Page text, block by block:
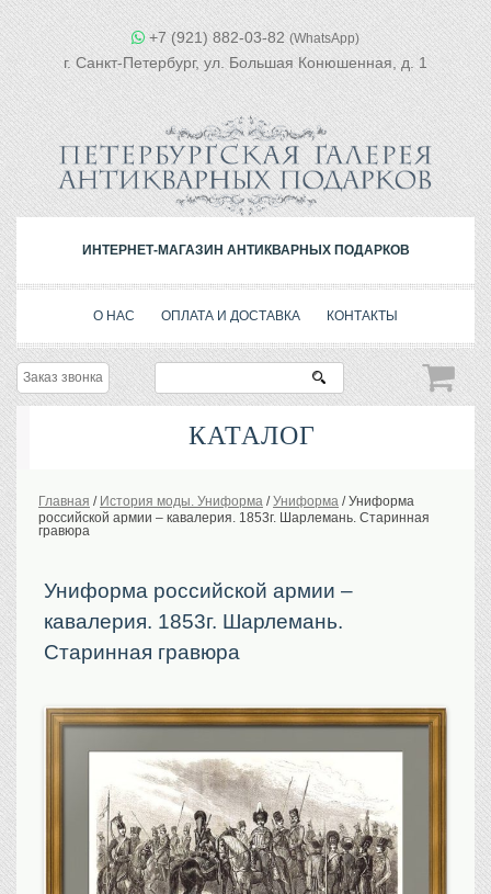
+7 (921) 882-03-82 (WhatsApp)
г. Санкт-Петербург, ул. Большая Конюшенная, д. 1
ИНТЕРНЕТ-МАГАЗИН АНТИКВАРНЫХ ПОДАРКОВ
О НАС ОПЛАТА И ДОСТАВКА КОНТАКТЫ
Заказ звонка
КАТАЛОГ
История Российской империи. Обычаи
Портреты царской
Старинные планы городов
Санкт-Петербург
Старинные карты
Российская империя
Европа
Мир
Главная / История моды. Униформа /Униформа /Униформа
российской армии – кавалерия. 1853г. Шарлемань. Старинная
гравюра
Униформа российской армии –
кавалерия. 1853г. Шарлемань.
Старинная гравюра